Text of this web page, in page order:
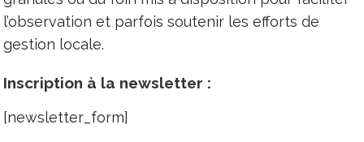
l’observation et parfois soutenir les efforts de
gestion locale.
Inscription à la newsletter :
[newsletter_form]